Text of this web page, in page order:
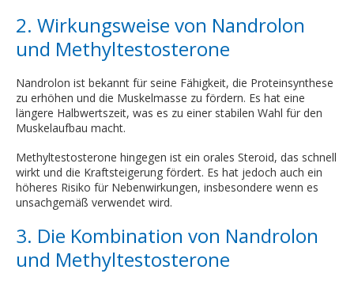
2. Wirkungsweise von Nandrolon
und Methyltestosterone
Nandrolon ist bekannt für seine Fähigkeit, die Proteinsynthese
zu erhöhen und die Muskelmasse zu fördern. Es hat eine
längere Halbwertszeit, was es zu einer stabilen Wahl für den
Muskelaufbau macht.
Methyltestosterone hingegen ist ein orales Steroid, das schnell
wirkt und die Kraftsteigerung fördert. Es hat jedoch auch ein
höheres Risiko für Nebenwirkungen, insbesondere wenn es
unsachgemäß verwendet wird.
3. Die Kombination von Nandrolon
und Methyltestosterone